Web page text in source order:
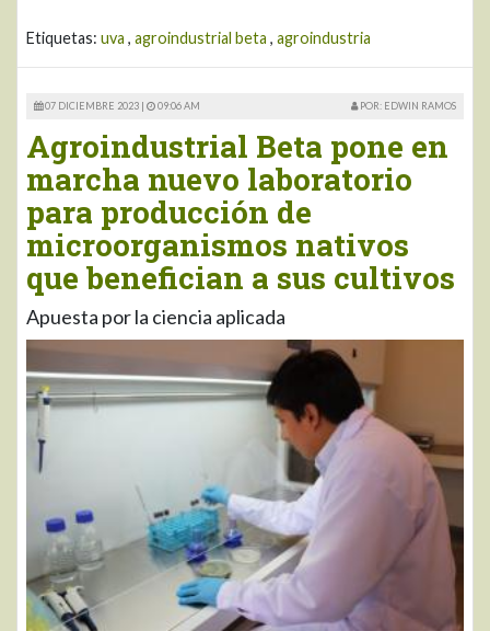
Etiquetas: uva , agroindustrial beta , agroindustria
07 DICIEMBRE 2023 | 09:06 AM POR: EDWIN RAMOS
Agroindustrial Beta pone en
marcha nuevo laboratorio
para producción de
microorganismos nativos
que benefician a sus cultivos
Apuesta por la ciencia aplicada